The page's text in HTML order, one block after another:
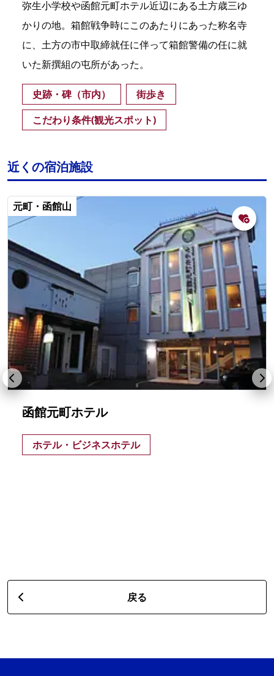
弥生小学校や函館元町ホテル近辺にある土方歳三ゆ
かりの地。箱館戦争時にこのあたりにあった称名寺
に、土方の市中取締就任に伴って箱館警備の任に就
いた新撰組の屯所があった。
史跡・碑（市内）
街歩き
こだわり条件(観光スポット)
近くの宿泊施設
元町・函館山
函館元町ホテル
ホテル・ビジネスホテル
戻る